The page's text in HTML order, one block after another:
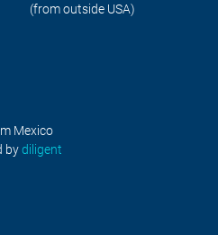
(from outside USA)
Mexico
bydiligent